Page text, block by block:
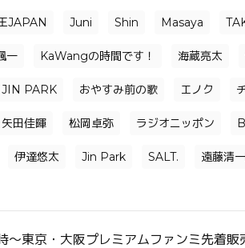
JAPAN Juni Shin Masaya
一 KaWangの時間です！ 海蔵亮太
JIN PARK おやすみ前の歌 エノク
矢田佳暉 松岡卓弥 ラジオニッポン
伊達悠太 Jin Park SALT. 遠藤清
～東京・大阪プレミアムファンミ先着販